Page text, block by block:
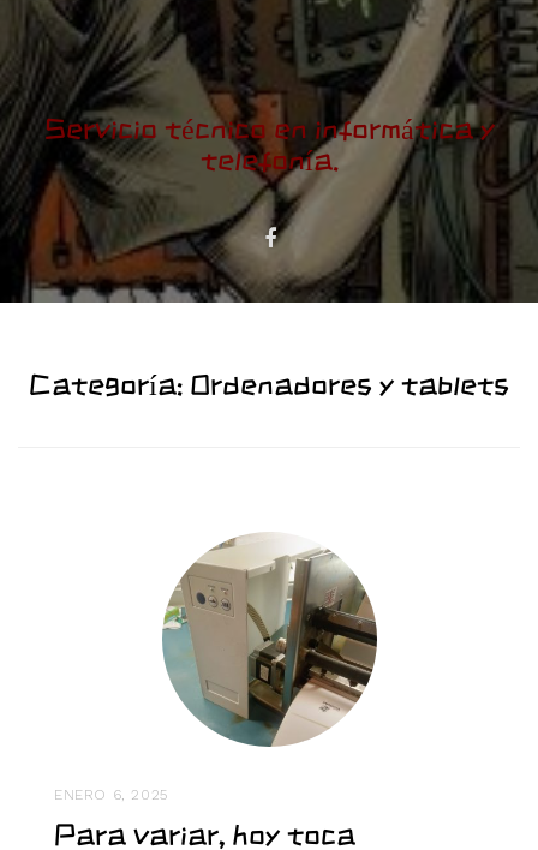
Servicio técnico en informática y
telefonía.
Categoría: Ordenadores y tablets
ENERO 6, 2025
Para variar, hoy toca